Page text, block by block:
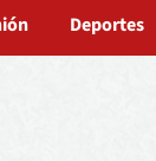
Deportes